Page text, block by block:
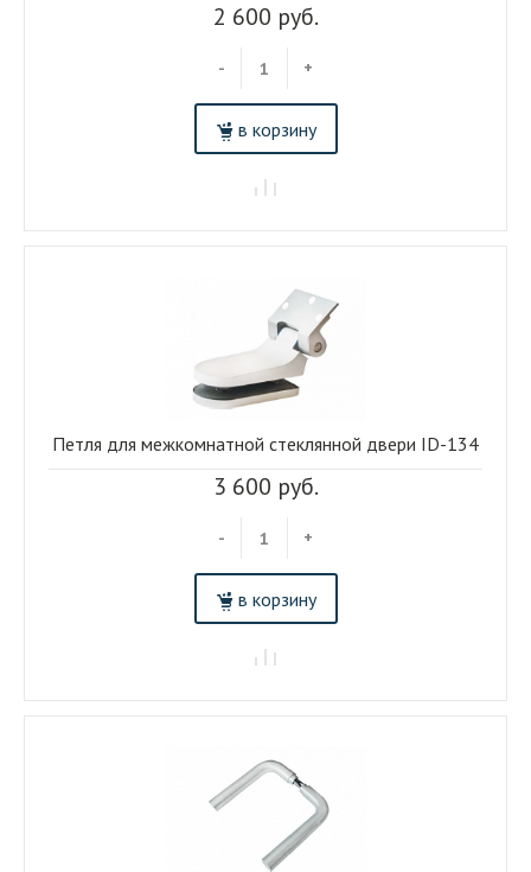
2 600 руб.
- +
в корзину
3 600 руб.
- +
в корзину
Петля для межкомнатной стеклянной двери ID-134